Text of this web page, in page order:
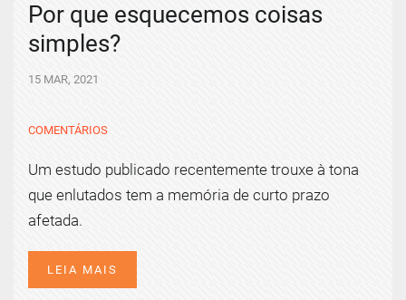
Por que esquecemos coisas
simples?
15 MAR, 2021
COMENTÁRIOS
Um estudo publicado recentemente trouxe à tona
que enlutados tem a memória de curto prazo
afetada.
LEIA MAIS